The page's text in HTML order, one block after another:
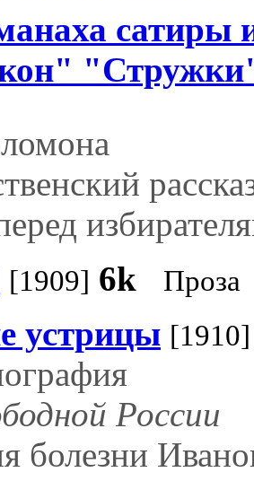
сатиры
[1909] 6k Проза
устрицы [1910]
России
болезни